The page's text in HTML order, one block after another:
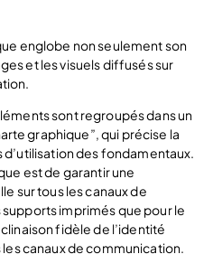
englobe non seulement son
et les visuels diffusés sur
sont regroupés dans un
graphique”, qui précise la
des fondamentaux.
est de garantir une
sur tous les canaux de
imprimés que pour le
fidèle de l’identité
canaux de communication.